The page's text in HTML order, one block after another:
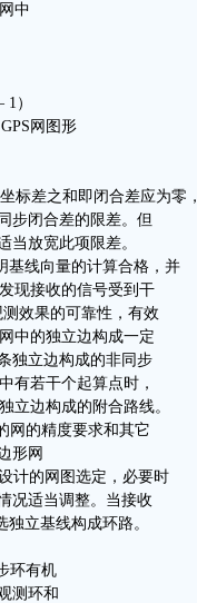
中
）
网图形
标差之和即闭合差应为零，
步闭合差的限差。但
当放宽此项限差。
基线向量的计算合格，并
现接收的信号受到干
效果的可靠性，有效
中的独立边构成一定
独立边构成的非同步
有若干个起算点时，
立边构成的附合路线。
网的精度要求和其它
形网
计的网图选定，必要时
况适当调整。当接收
立基线构成环路。
环有机
测环和